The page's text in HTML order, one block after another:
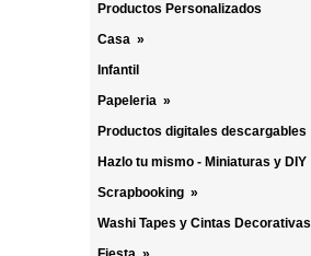
Productos Personalizados
Casa »
Infantil
Papeleria »
Productos digitales descargables
Hazlo tu mismo - Miniaturas y DIY
Scrapbooking »
Washi Tapes y Cintas Decorativas